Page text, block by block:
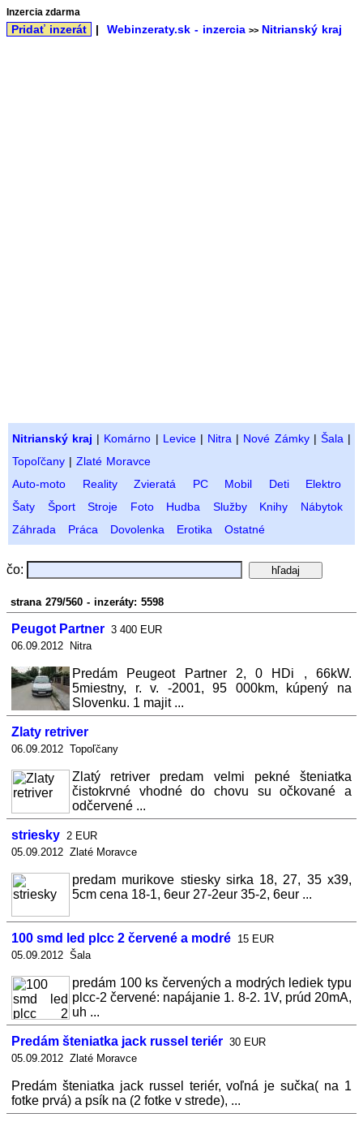
Inzercia zdarma
Pridať inzerát | Webinzeraty.sk - inzercia >> Nitrianský kraj
Nitrianský kraj | Komárno | Levice| Nitra | Nové Zámky| Šala |
Topoľčany | Zlaté Moravce
Auto-moto
Reality Zvieratá PC Mobil Deti
Elektro
Šaty
Šport Stroje Foto Hudba Služby Knihy
Nábytok
Záhrada
Práca Dovolenka Erotika Ostatné
čo:
strana 279/560 - inzeráty: 5598
Peugot Partner 3 400 EUR
06.09.2012 Nitra
Predám Peugeot Partner 2, 0 HDi , 66kW.
5miestny, r. v. -2001, 95 000km, kúpený na
Slovenku. 1 majit ...
Zlaty retriver
06.09.2012 Topoľčany
Zlatý retriver predam velmi pekné šteniatka
čistokrvné vhodné do chovu su očkované a
odčervené ...
striesky 2 EUR
05.09.2012 Zlaté Moravce
predam murikove stiesky sirka 18, 27, 35 x39,
5cm cena 18-1, 6eur 27-2eur 35-2, 6eur ...
100 smd led plcc 2 červené a modré 15 EUR
05.09.2012 Šala
predám 100 ks červených a modrých lediek typu
plcc-2 červené: napájanie 1. 8-2. 1V, prúd 20mA,
uh ...
Predám šteniatka jack russel teriér 30 EUR
05.09.2012 Zlaté Moravce
Predám šteniatka jack russel teriér, voľná je sučka( na 1
fotke prvá) a psík na (2 fotke v strede), ...